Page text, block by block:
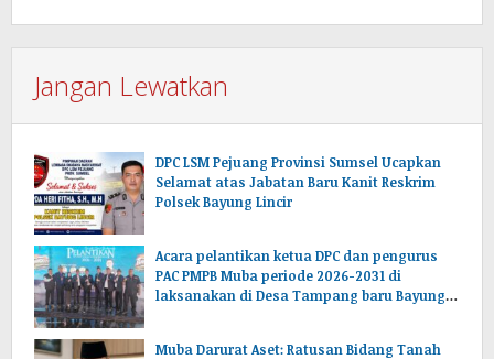
Jangan Lewatkan
DPC LSM Pejuang Provinsi Sumsel Ucapkan
Selamat atas Jabatan Baru Kanit Reskrim
Polsek Bayung Lincir
Acara pelantikan ketua DPC dan pengurus
PAC PMPB Muba periode 2026-2031 di
laksanakan di Desa Tampang baru Bayung
Muba Darurat Aset: Ratusan Bidang Tanah